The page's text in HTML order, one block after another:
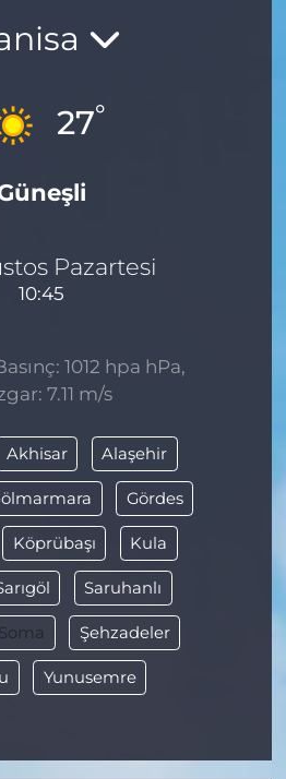
27°
Pazartesi
10:45
1012 hpa hPa,
7.11 m/s
Akhisar Alaşehir
Gördes
Köprübaşı Kula
Saruhanlı
Soma Şehzadeler
Yunusemre